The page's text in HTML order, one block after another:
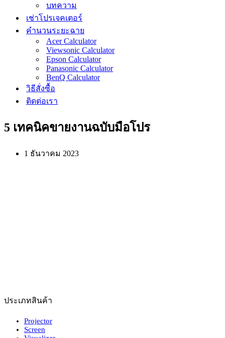
บทความ
เช่าโปรเจคเตอร์
คำนวนระยะฉาย
Acer Calculator
Viewsonic Calculator
Epson Calculator
Panasonic Calculator
BenQ Calculator
วิธีสั่งซื้อ
ติดต่อเรา
5 เทคนิคขายงานฉบับมือโปร
1 ธันวาคม 2023
ประเภทสินค้า
Projector
Screen